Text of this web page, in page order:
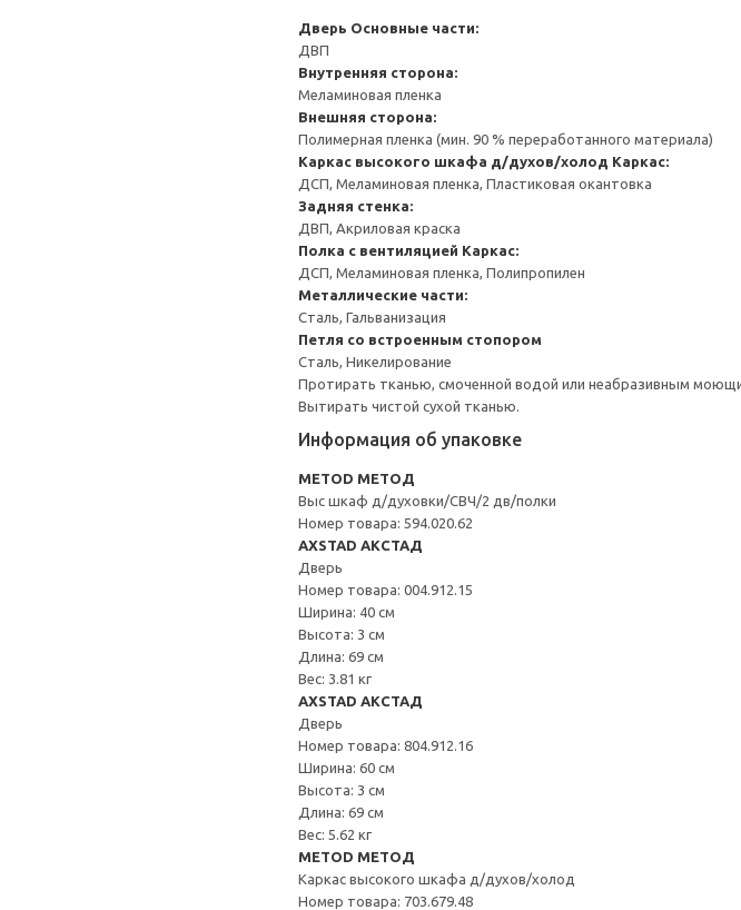
Дверь Основные части:
ДВП
Внутренняя сторона:
Меламиновая пленка
Внешняя сторона:
Полимерная пленка (мин. 90 % переработанного материала)
Каркас высокого шкафа д/духов/холод Каркас:
ДСП, Меламиновая пленка, Пластиковая окантовка
Задняя стенка:
ДВП, Акриловая краска
Полка с вентиляцией Каркас:
ДСП, Меламиновая пленка, Полипропилен
Металлические части:
Сталь, Гальванизация
Петля со встроенным стопором
Сталь, Никелирование
Протирать тканью, смоченной водой или неабразивным
Вытирать чистой сухой тканью.
Информация об упаковке
METOD МЕТОД
Выс шкаф д/духовки/СВЧ/2 дв/полки
Номер товара: 594.020.62
AXSTAD АКСТАД
Дверь
Номер товара: 004.912.15
Ширина: 40 см
Высота: 3 см
Длина: 69 см
Вес: 3.81 кг
AXSTAD АКСТАД
Дверь
Номер товара: 804.912.16
Ширина: 60 см
Высота: 3 см
Длина: 69 см
Вес: 5.62 кг
METOD МЕТОД
Каркас высокого шкафа д/духов/холод
Номер товара: 703.679.48